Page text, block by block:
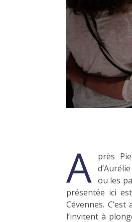
A près
ou les
présentée ici
Cévennes.
l’invitent à